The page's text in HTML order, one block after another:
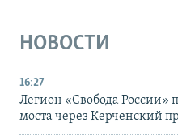
НОВОСТИ
16:27
Легион «Свобода России»
моста через Керченский